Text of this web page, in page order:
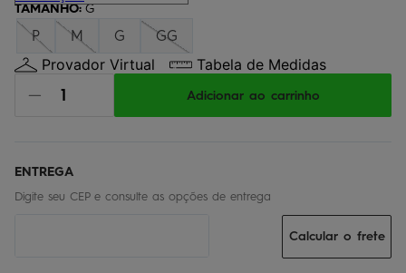
TAMANHO: G
P M G GG
Provador Virtual Tabela de Medidas
Adicionar ao carrinho
Calcular o frete